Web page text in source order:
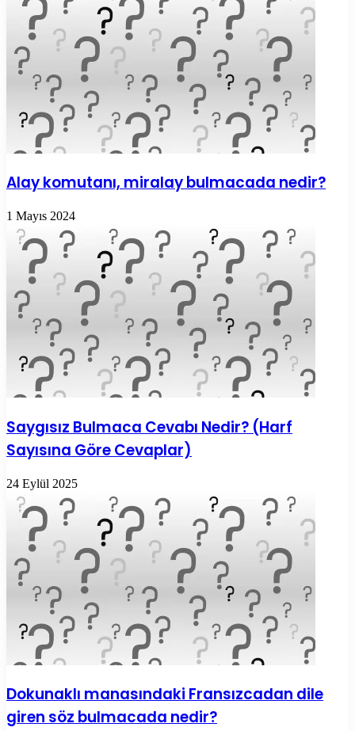
Alay komutanı, miralay bulmacada nedir?
1 Mayıs 2024
Saygısız Bulmaca Cevabı Nedir? (Harf
Sayısına Göre Cevaplar)
24 Eylül 2025
Dokunaklı manasındaki Fransızcadan dile
giren söz bulmacada nedir?